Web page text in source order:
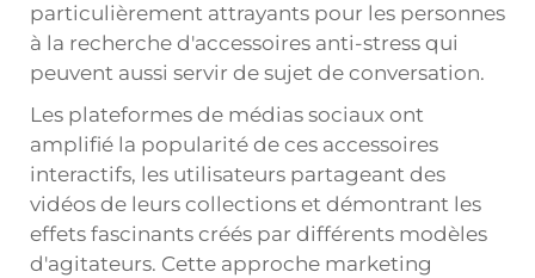
particulièrement attrayants pour les personnes
à la recherche d'accessoires anti-stress qui
peuvent aussi servir de sujet de conversation.
Les plateformes de médias sociaux ont
amplifié la popularité de ces accessoires
interactifs, les utilisateurs partageant des
vidéos de leurs collections et démontrant les
effets fascinants créés par différents modèles
d'agitateurs. Cette approche marketing